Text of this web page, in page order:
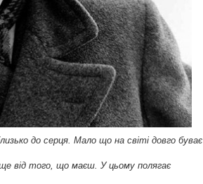
до серця. Мало що на світі довго буває
від того, що маєш. У цьому полягає